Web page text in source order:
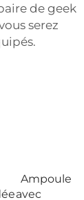
de geek
serez
Ampoule
avec